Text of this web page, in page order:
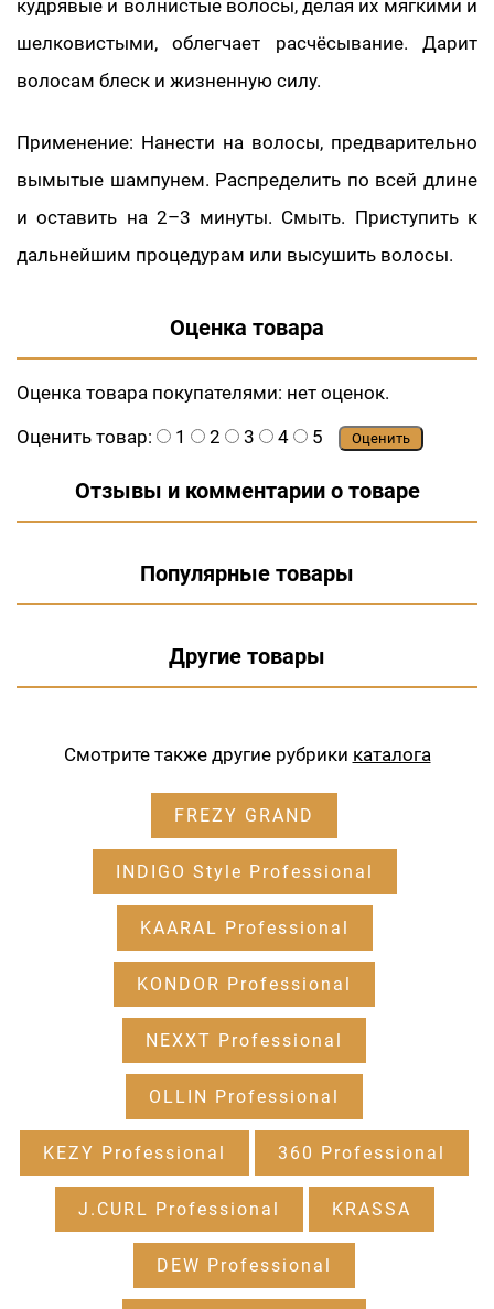
кудрявые и волнистые волосы, делая их мягкими и
шелковистыми, облегчает расчёсывание. Дарит
волосам блеск и жизненную силу.
Применение: Нанести на волосы, предварительно
вымытые шампунем. Распределить по всей длине
и оставить на 2–3 минуты. Смыть. Приступить к
дальнейшим процедурам или высушить волосы.
Оценка товара
Оценка товара покупателями: нет оценок.
Оценить товар:
1 2 3 4 5 Оценить
Отзывы и комментарии о товаре
Популярные товары
Другие товары
Смотрите также другие рубрики каталога
FREZY GRAND
INDIGO Style Professional
KAARAL Professional
KONDOR Professional
NEXXT Professional
OLLIN Professional
KEZY Professional 360 Professional
J.CURL Professional KRASSA
DEW Professional